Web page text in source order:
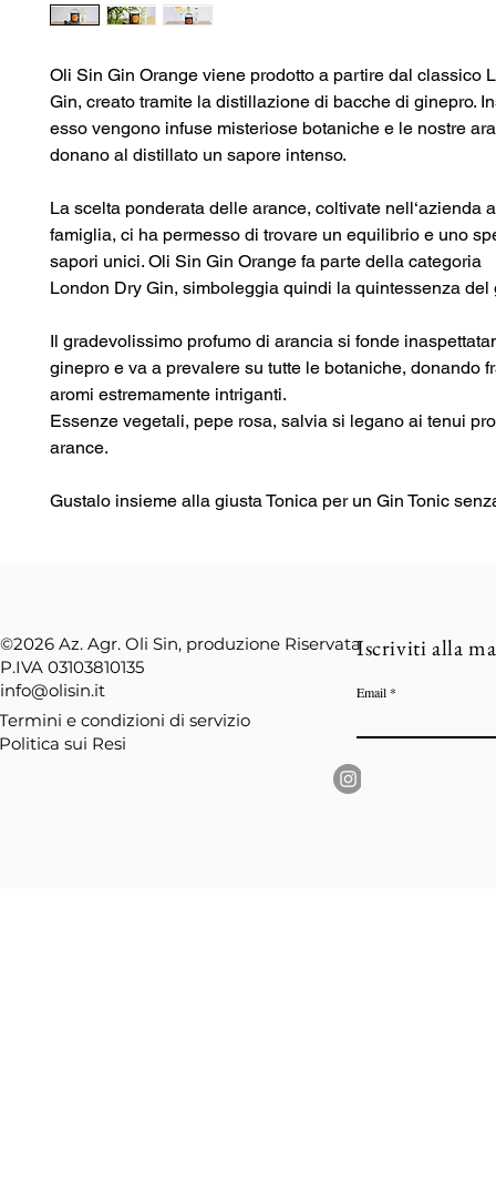
Oli Sin Gin Orange viene prodotto a partire dal classico
Gin, creato tramite la distillazione di bacche di ginepro.
esso vengono infuse misteriose botaniche e le nostre
donano al distillato un sapore intenso.
La scelta ponderata delle arance, coltivate nell‘azienda
famiglia, ci ha permesso di trovare un equilibrio e uno
sapori unici. Oli Sin Gin Orange fa parte della categoria
London Dry Gin, simboleggia quindi la quintessenza del
Il gradevolissimo profumo di arancia si fonde
ginepro e va a prevalere su tutte le botaniche, donando
aromi estremamente intriganti.
Essenze vegetali, pepe rosa, salvia si legano ai tenui
arance.
Gustalo insieme alla giusta Tonica per un Gin Tonic
©2026 Az. Agr. Oli Sin, produzione Riservata
P.IVA 03103810135
info@olisin.it
Termini e condizioni di servizio
Politica sui Resi
Iscriviti alla
Email